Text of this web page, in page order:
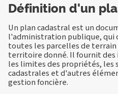
Définition d'un
Un plan cadastral est un
l'administration publique,
toutes les parcelles de
territoire donné. Il fournit
les limites des propriétés, les
cadastrales et d'autres
gestion foncière.